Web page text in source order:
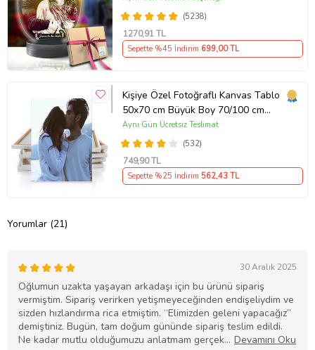
(5238)
1270,91 TL
Sepette %45 İndirim 699,00 TL
Kişiye Özel Fotoğraflı Kanvas Tablo
50x70 cm Büyük Boy 70/100 cm
Duvar Tablosu – Sevgiliye & Aileye
Anlamlı Hediye , Babaya Hediye
(532)
Aynı Gün Ücretsiz Teslimat
749,90 TL
Sepette %25 İndirim 562,43 TL
Yorumlar (21)
30 Aralık 2025
Oğlumun uzakta yaşayan arkadaşı için bu ürünü sipariş
vermiştim. Sipariş verirken yetişmeyeceğinden endişeliydim ve
sizden hızlandırma rica etmiştim. “Elimizden geleni yapacağız”
demiştiniz. Bugün, tam doğum gününde sipariş teslim edildi.
Ne kadar mutlu olduğumuzu anlatmam gerçek